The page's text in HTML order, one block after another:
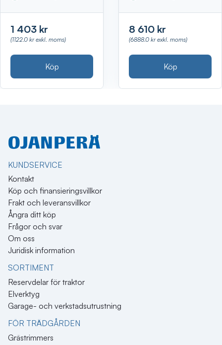
1 403 kr
(1122.0 kr exkl. moms)
Köp
8 610 kr
(6888.0 kr exkl. moms)
Köp
KUNDSERVICE
Kontakt
Köp och finansieringsvillkor
Frakt och leveransvillkor
Ångra ditt köp
Frågor och svar
Om oss
Juridisk information
SORTIMENT
Reservdelar för traktor
Elverktyg
Garage- och verkstadsutrustning
FÖR TRÄDGÅRDEN
Grästrimmers